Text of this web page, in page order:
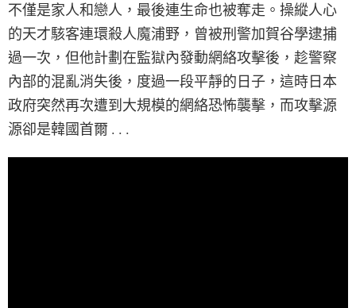
不僅是家人和戀人，最後連生命也被奪走。操縱人心
的天才駭客連環殺人魔浦野，曾被刑警加賀谷學逮捕
過一次，但他計劃在監獄內發動網絡攻擊後，趁警察
內部的混亂消失後，度過一段平靜的日子，這時日本
政府突然再次遭到大規模的網絡恐怖襲擊，而攻擊源
源卻是韓國首爾 . . .